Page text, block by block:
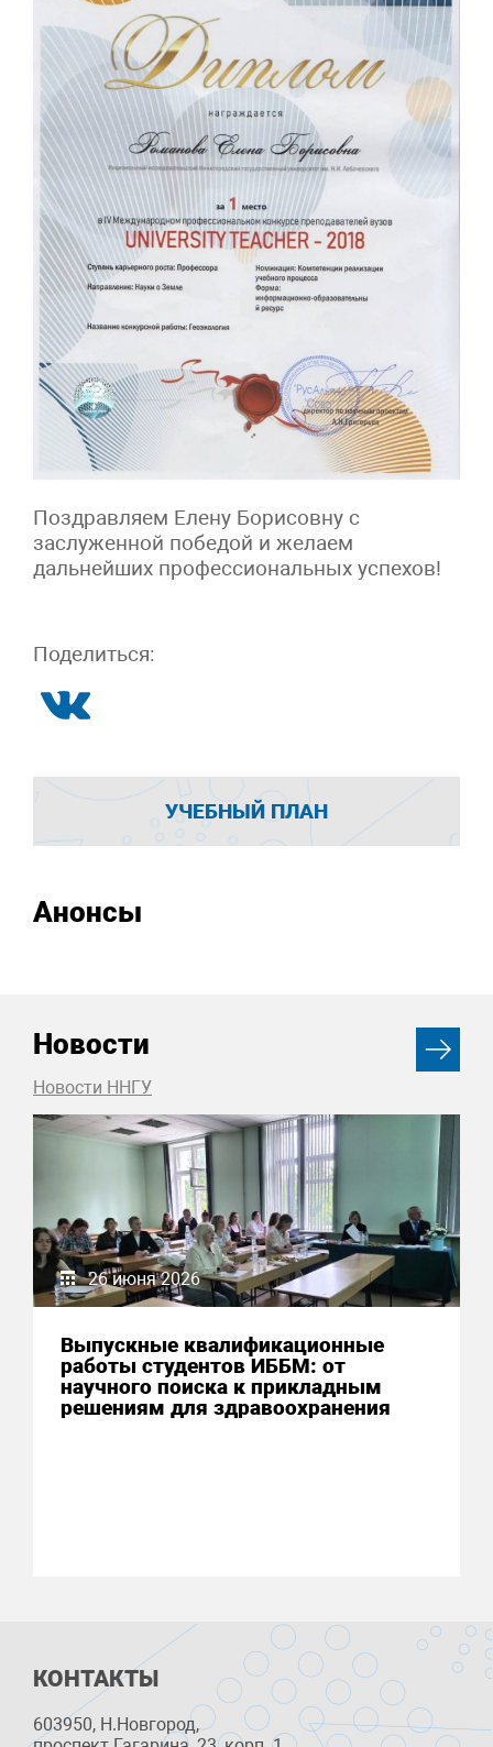
Поздравляем Елену Борисовну с
заслуженной победой и желаем
дальнейших профессиональных успехов!
Поделиться:
УЧЕБНЫЙ ПЛАН
Анонсы
Новости
Новости ННГУ
26 июня 2026
Выпускные квалификационные
работы студентов ИББМ: от
научного поиска к прикладным
решениям для здравоохранения
КОНТАКТЫ
603950, Н.Новгород,